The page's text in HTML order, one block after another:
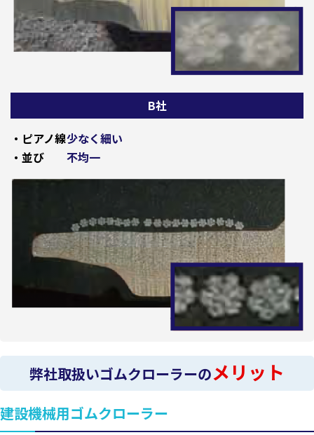
B社
・ピアノ線少なく細い
・並び
不均一
弊社取扱いゴムクローラーのメリット
建設機械用ゴムクローラー